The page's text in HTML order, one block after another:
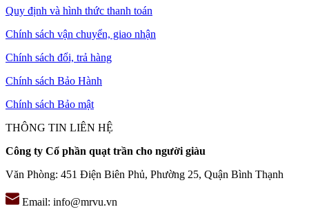
Quy định và hình thức thanh toán
Chính sách vận chuyển, giao nhận
Chính sách đổi, trả hàng
Chính sách Bảo Hành
Chính sách Bảo mật
THÔNG TIN LIÊN HỆ
Công ty Cổ phần quạt trần cho người giàu
Văn Phòng: 451 Điện Biên Phủ, Phường 25, Quận Bình Thạnh
Email: info@mrvu.vn